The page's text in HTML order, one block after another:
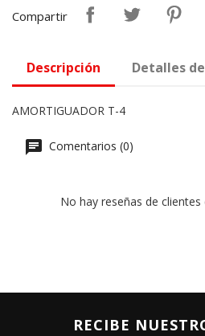
Compartir
Descripción Detalles
AMORTIGUADOR T-4
Comentarios (0)
No hay reseñas de
RECIBE